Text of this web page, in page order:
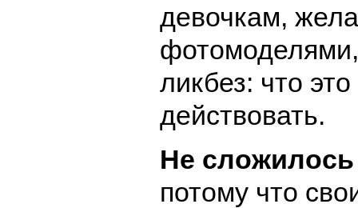
девочкам,
ликбез: что
действовать.
Не
потому что